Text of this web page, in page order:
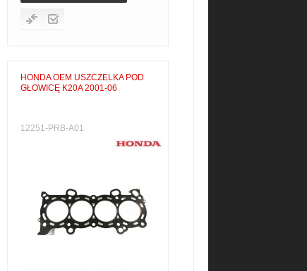
HONDA OEM USZCZELKA POD
GŁOWICĘ K20A 2001-06
12251-PRB-A01